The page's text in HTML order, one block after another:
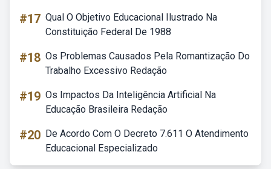
#17 Qual O Objetivo Educacional Ilustrado Na
Constituição Federal De 1988
#18 Os Problemas Causados Pela Romantização Do
Trabalho Excessivo Redação
#19 Os Impactos Da Inteligência Artificial Na
Educação Brasileira Redação
#20 De Acordo Com O Decreto 7.611 O Atendimento
Educacional Especializado